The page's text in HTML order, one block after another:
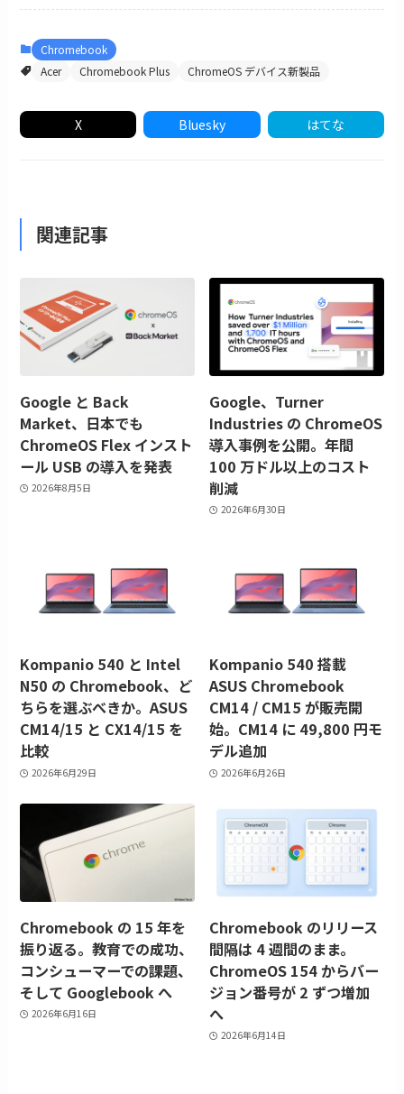
Chromebook
Acer
Chromebook Plus ChromeOS デバイス新製品
X Bluesky はてな
関連記事
Google と Back
Market、日本でも
ChromeOS Flex インスト
ール USB の導入を発表
2026年8月5日
Google、Turner
Industries の ChromeOS
導入事例を公開。年間
100 万ドル以上のコスト
削減
2026年6月30日
Kompanio 540 と Intel
N50 の Chromebook、ど
ちらを選ぶべきか。ASUS
CM14/15 と CX14/15 を
比較
2026年6月29日
Kompanio 540 搭載
ASUS Chromebook
CM14 / CM15 が販売開
始。CM14 に 49,800 円モ
デル追加
2026年6月26日
Chromebook の 15 年を
振り返る。教育での成功、
コンシューマーでの課題、
そして Googlebook へ
2026年6月16日
Chromebook のリリース
間隔は 4 週間のまま。
ChromeOS 154 からバー
ジョン番号が 2 ずつ増加
へ
2026年6月14日